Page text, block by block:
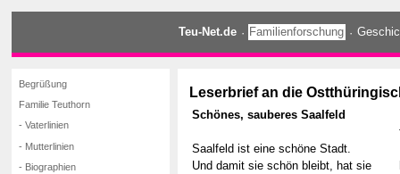
Teu-Net.de · Familienforschung ·
Begrüßung
Familie Teuthorn
- Vaterlinien
- Mutterlinien
- Biographien
Leserbrief an die
Schönes, sauberes Saalfeld
Saalfeld ist eine schöne Stadt.
Und damit sie schön bleibt, hat sie